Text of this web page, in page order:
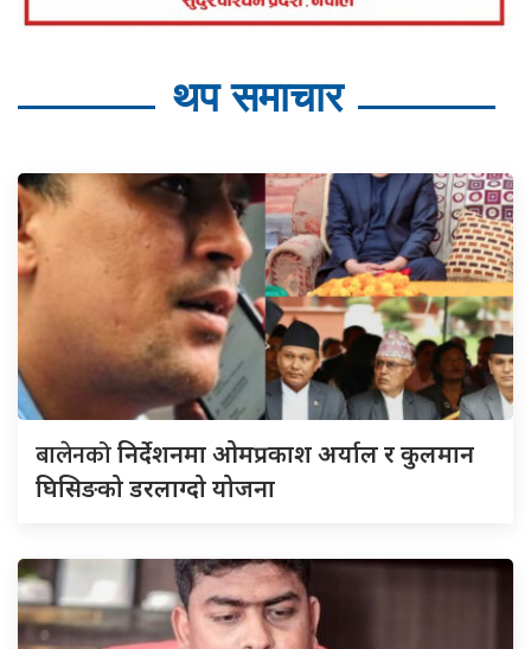
थप समाचार
बालेनकोनिर्देशनमा ओमप्रकाश अर्याल र कुलमान
घिसिङको डरलाग्दो योजना